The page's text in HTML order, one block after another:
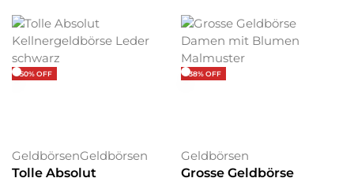
-50% OFF
GeldbörsenGeldbörsen
Tolle Absolut
-38% OFF
Geldbörsen
Grosse Geldbörse